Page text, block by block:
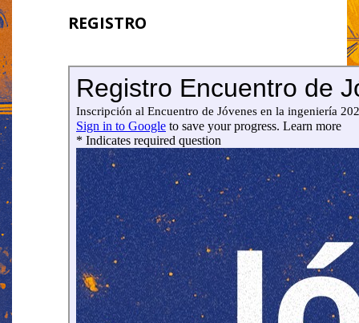
REGISTRO